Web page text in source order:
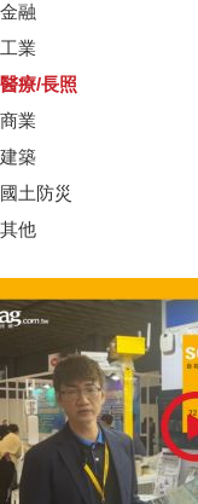
金融
工業
醫療/長照
商業
建築
國土防災
其他